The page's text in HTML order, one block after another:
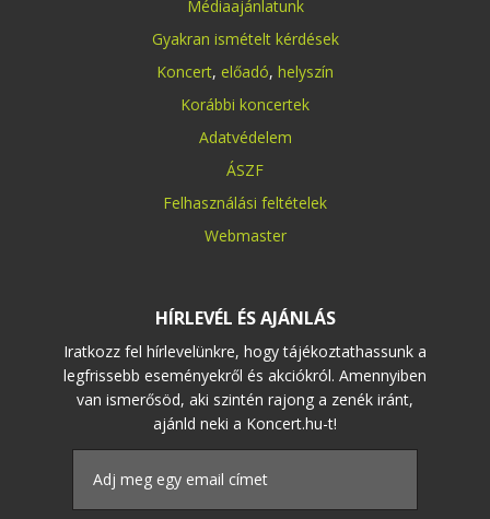
Médiaajánlatunk
Gyakran ismételt kérdések
Koncert, előadó, helyszín
Korábbi koncertek
Adatvédelem
ÁSZF
Felhasználási feltételek
Webmaster
HÍRLEVÉL ÉS AJÁNLÁS
Iratkozz fel hírlevelünkre, hogy tájékoztathassunk a
legfrissebb eseményekről és akciókról. Amennyiben
van ismerősöd, aki szintén rajong a zenék iránt,
ajánld neki a Koncert.hu-t!